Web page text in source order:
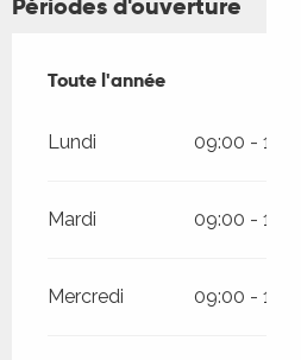
Toute l'année
Toute l'année
Lundi 09:00 - 19:00
Mardi 09:00 - 19:00
Mercredi 09:00 - 19:00